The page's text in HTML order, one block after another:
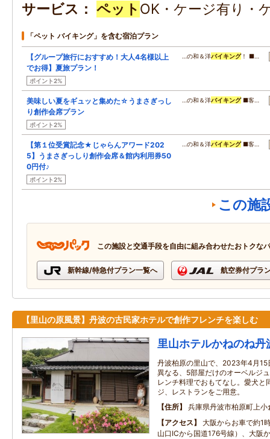
サービス ペット OK・ケージ有り・
「ペット バイキング」を含む宿泊プラン
【グループ旅行におすすめ！大人4名様以上
でお得】夏旅プラン！
ポイント2%
…の和＆洋バイキング！ ■…
美味しい夏をギュッと集めた☆うまさぎっし
り創作会席プラン
ポイント2%
…の和＆洋バイキング■客…
【第１位受賞記念★じゃらんアワード202
5】うまさぎっしり創作会席＆館内利用券50
0円付♪
ポイント2%
…の和＆洋バイキング■客…
この施
この施設と交通手段を自由に組み合わせたおトクな
新幹線/特急付プラン一覧へ 航空券付プラ
【里山の原風景】丹波の古民家ホテルで創作フレンチを楽しむ
里山ホテルかねのね丹
丹波柏原の里山で、2023年4月15
異なる、5部屋だけのオーベルジ
レンチ料理でおもてなし。愛犬と
ジ、レストランをご用意。
住所
兵庫県丹波市柏原町上小
アクセス
大阪からお車で約1
山口ICから国道176号線）、大阪